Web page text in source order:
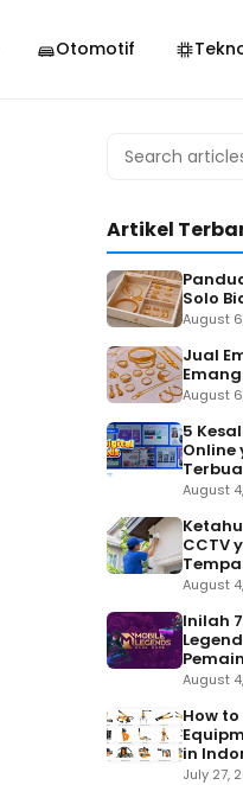
Otomotif
Search
Artikel
Solo
August
Jual
August
5
Online
August
CCTV
August
Inilah
Pemain
August
How
in
July 27,